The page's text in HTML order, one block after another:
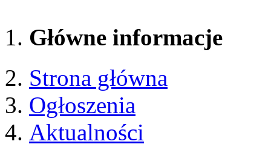
Główne informacje
Strona główna
Ogłoszenia
Aktualności